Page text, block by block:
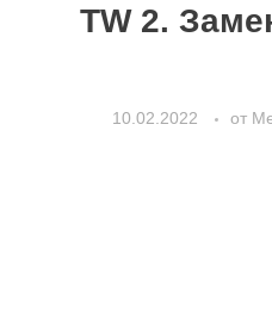
TW 2.
10.02.2022 от